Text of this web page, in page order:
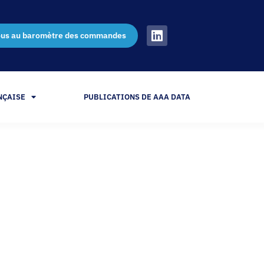
au baromètre des commandes
PUBLICATIONS DE AAA DATA